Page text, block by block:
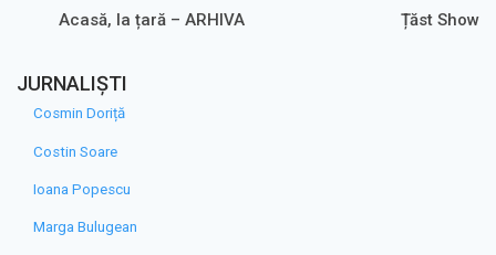
Acasă, la țară – ARHIVA Țăst Show
JURNALIȘTI
Cosmin Doriță
Costin Soare
Ioana Popescu
Marga Bulugean